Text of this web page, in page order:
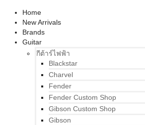
Home
New Arrivals
Brands
Guitar
กีต้าร์ไฟฟ้า
Blackstar
Charvel
Fender
Fender Custom Shop
Gibson Custom Shop
Gibson